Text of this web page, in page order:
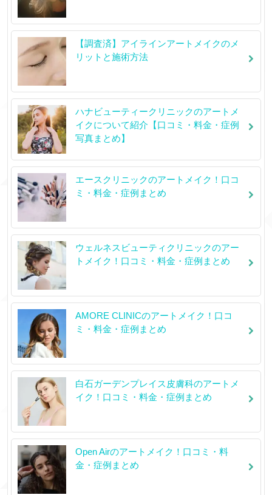
【調査済】アイラインアートメイクのメ
リットと施術方法
ハナビューティークリニックのアートメ
イクについて紹介【口コミ・料金・症例
写真まとめ】
エースクリニックのアートメイク！口コ
ミ・料金・症例まとめ
ウェルネスビューティクリニックのアー
トメイク！口コミ・料金・症例まとめ
AMORE CLINICのアートメイク！口コ
ミ・料金・症例まとめ
白石ガーデンプレイス皮膚科のアートメ
イク！口コミ・料金・症例まとめ
Open Airのアートメイク！口コミ・料
金・症例まとめ